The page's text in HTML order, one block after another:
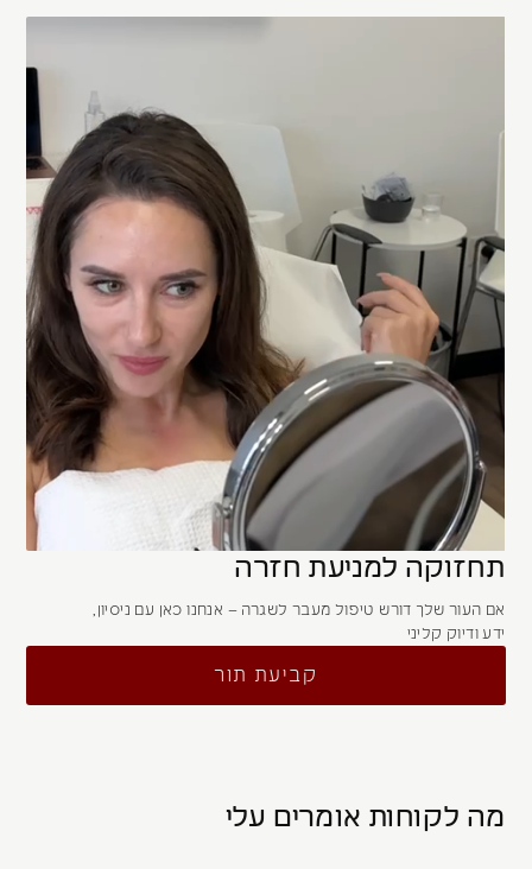
תחזוקה למניעת חזרה
אם העור שלך דורש טיפול מעבר לשגרה – אנחנו כאן עם ניסיון,
ידע ודיוק קליני
קביעת תור
מה לקוחות אומרים עלי